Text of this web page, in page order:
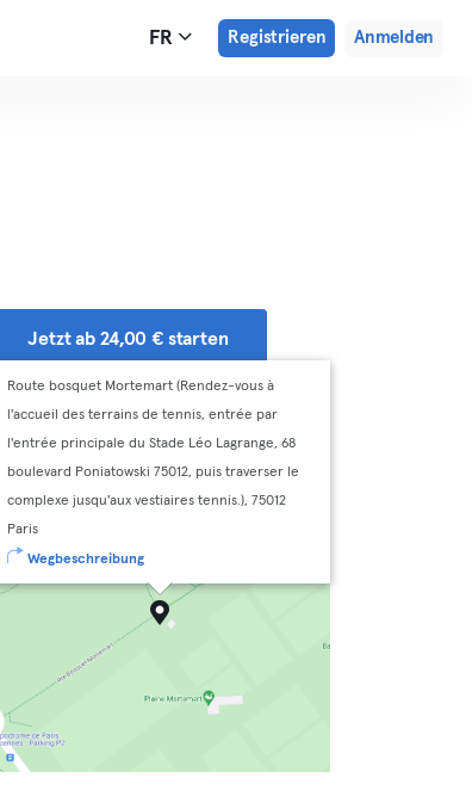
FR Registrieren Anmelden
Jetzt ab 24,00 € starten
Adresse
Route bosquet Mortemart (Rendez-vous à
l'accueil des terrains de tennis, entrée par
l'entrée principale du Stade Léo Lagrange, 68
boulevard Poniatowski 75012, puis traverser le
complexe jusqu'aux vestiaires tennis.), 75012
Paris
Wegbeschreibung